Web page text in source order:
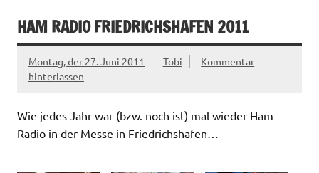
HAM RADIO FRIEDRICHSHAFEN 2011
Montag, der 27. Juni 2011 Tobi
Kommentar
hinterlassen
Wie jedes Jahr war (bzw. noch ist) mal wieder Ham
Radio in der Messe in Friedrichshafen…